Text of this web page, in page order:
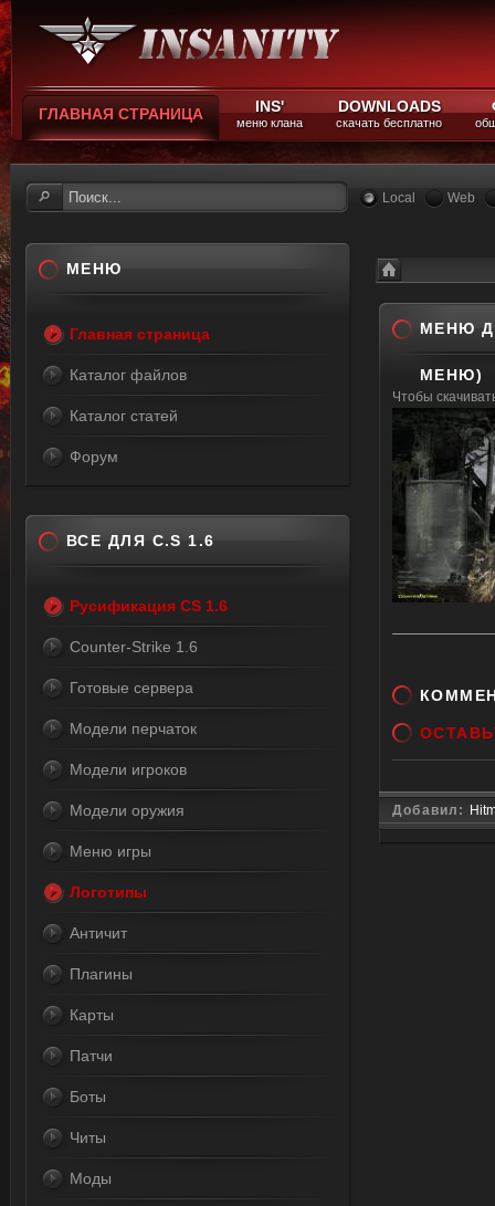
ГЛАВНАЯ СТРАНИЦА INS'
меню клана
DOWNLOADS
скачать бесплатно
Local Web
Меню для CS
МЕНЮ
МЕНЮ)
Чтобы
Добавил:
МЕНЮ
Главная страница
Каталог файлов
Каталог статей
Форум
ВСЕ ДЛЯ C.S 1.6
Русификация CS 1.6
Counter-Strike 1.6
Готовые сервера
Модели перчаток
Модели игроков
Модели оружия
Меню игры
Логотипы
Античит
Плагины
Карты
Патчи
Боты
Читы
Моды